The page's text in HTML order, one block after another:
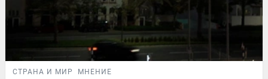
СТРАНА И МИР МНЕНИЕ